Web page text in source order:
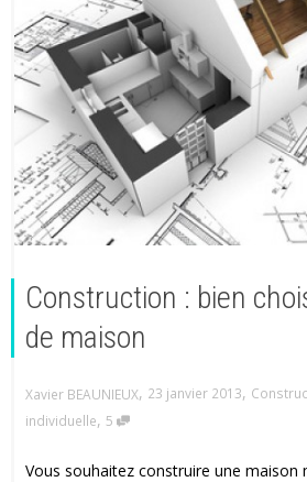
Construction : bien
de maison
Xavier BEAUNIEUX, 23 janvier 2013,
individuelle, 5
Vous souhaitez construire une maison